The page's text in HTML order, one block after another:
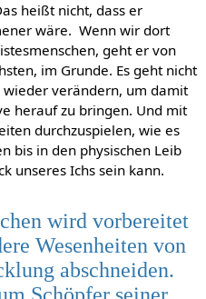
heißt nicht, dass er
wäre. Wenn wir dort
geht er von
im Grunde. Es geht nicht
verändern, um damit
herauf zu bringen. Und mit
durchzuspielen, wie es
bis in den physischen Leib
unseres Ichs sein kann.
wird vorbereitet
Wesenheiten von
abschneiden.
Schöpfer seiner